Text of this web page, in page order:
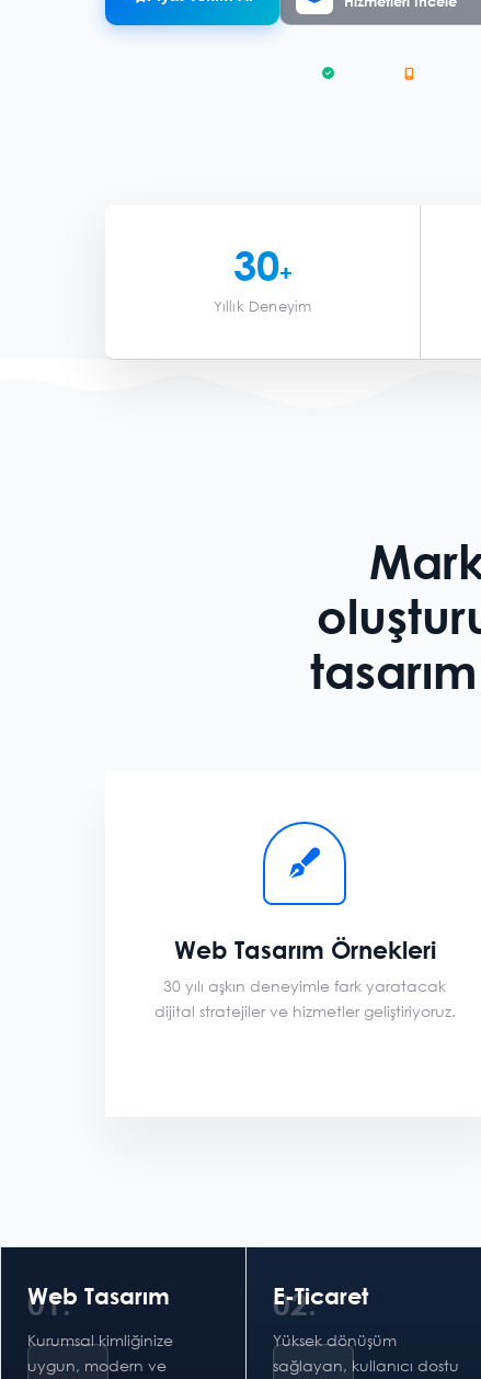
30+
Yıllık Deneyim
Web Tasarım Örnekleri
30 yılı aşkın deneyimle fark yaratacak
dijital stratejiler ve hizmetler geliştiriyoruz.
01.
Web Tasarım
Kurumsal kimliğinize
uygun, modern ve
02.
E-Ticaret
Yüksek dönüşüm
sağlayan, kullanıcı dostu